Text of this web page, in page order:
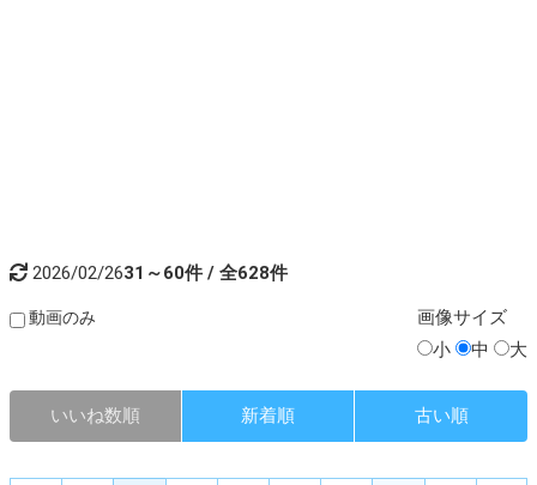
2026/02/2631～60件 / 全628件
動画のみ 画像サイズ
小
中 大
いいね数順 新着順 古い順